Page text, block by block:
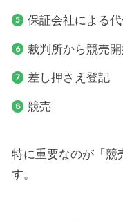
保証会社による
裁判所から競売
差し押さえ登記
競売
特に重要なのが「競
す。